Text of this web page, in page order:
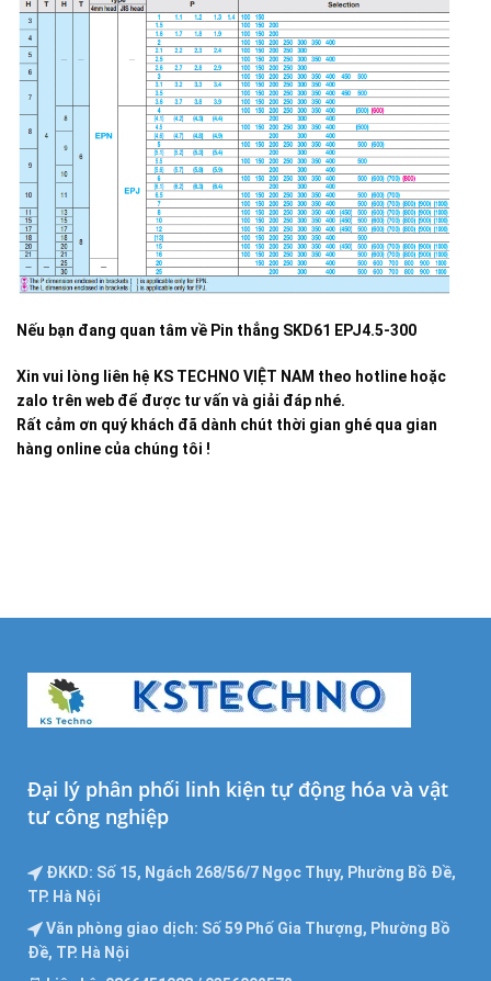
Nếu bạn đang quan tâm về Pin thẳng SKD61 EPJ4.5-300
Xin vui lòng liên hệ KS TECHNO VIỆT NAM theo hotline hoặc
zalo trên web để được tư vấn và giải đáp nhé.
Rất cảm ơn quý khách đã dành chút thời gian ghé qua gian
hàng online của chúng tôi !
Đại lý phân phối linh kiện tự động hóa và vật
tư công nghiệp
ĐKKD: Số 15, Ngách 268/56/7 Ngọc Thụy, Phường Bồ Đề,
TP. Hà Nội
Văn phòng giao dịch: Số 59 Phố Gia Thượng, Phường Bồ
Đề, TP. Hà Nội